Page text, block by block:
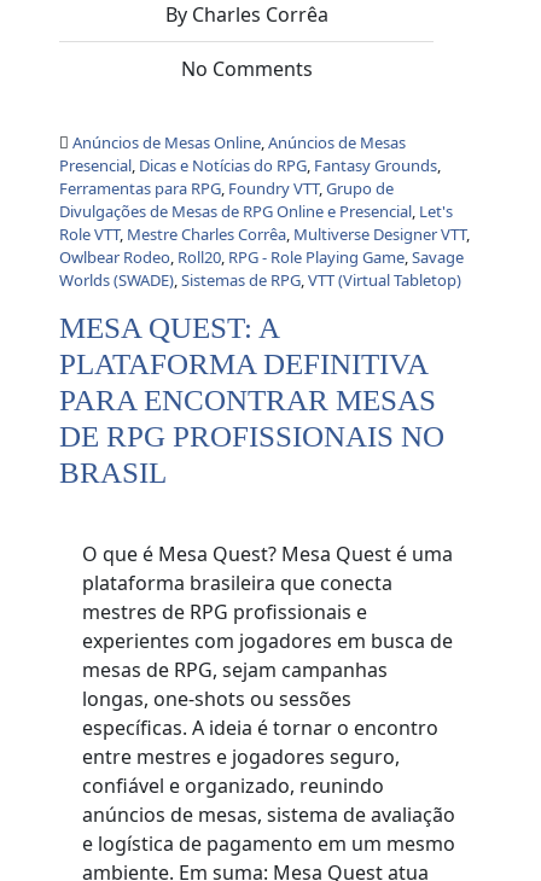
By Charles Corrêa
No Comments
Anúncios de Mesas Online,Anúncios de Mesas
Presencial, Dicas e Notícias do RPG, Fantasy Grounds,
Ferramentas para RPG, Foundry VTT,Grupo de
Divulgações de Mesas de RPG Online e Presencial, Let's
Role VTT, Mestre Charles Corrêa, Multiverse Designer VTT,
Owlbear Rodeo, Roll20, RPG - Role Playing Game,Savage
Worlds (SWADE),Sistemas de RPG,VTT (Virtual Tabletop)
MESA QUEST: A
PLATAFORMA DEFINITIVA
PARA ENCONTRAR MESAS
DE RPG PROFISSIONAIS NO
BRASIL
O que é Mesa Quest? Mesa Quest é uma
plataforma brasileira que conecta
mestres de RPG profissionais e
experientes com jogadores em busca de
mesas de RPG, sejam campanhas
longas, one-shots ou sessões
específicas. A ideia é tornar o encontro
entre mestres e jogadores seguro,
confiável e organizado, reunindo
anúncios de mesas, sistema de avaliação
e logística de pagamento em um mesmo
ambiente. Em suma: Mesa Quest atua